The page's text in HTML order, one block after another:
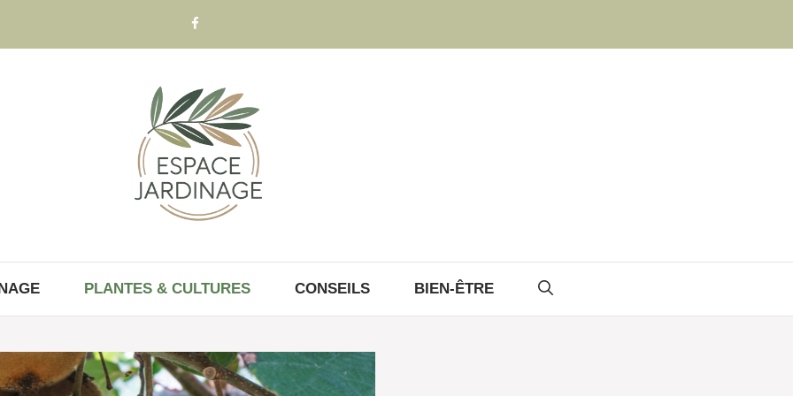
PLANTES & CULTURES CONSEILS BIEN-ÊTRE